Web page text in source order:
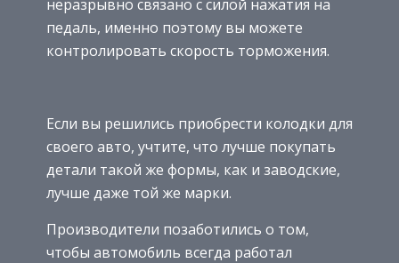
неразрывно связано с силой нажатия на
педаль, именно поэтому вы можете
контролировать скорость торможения.
Если вы решились приобрести колодки для
своего авто, учтите, что лучше покупать
детали такой же формы, как и заводские,
лучше даже той же марки.
Производители позаботились о том,
чтобы автомобиль всегда работал